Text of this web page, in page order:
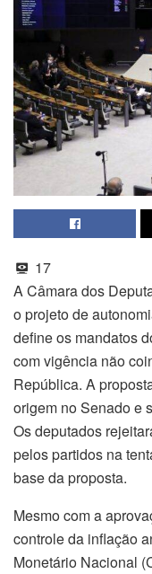
17
A Câmara dos
o projeto de
define os mandatos
com vigência não
República. A
origem no Senado e
Os deputados
pelos partidos na
base da proposta.
Mesmo com a
controle da inflação
Monetário Nacional